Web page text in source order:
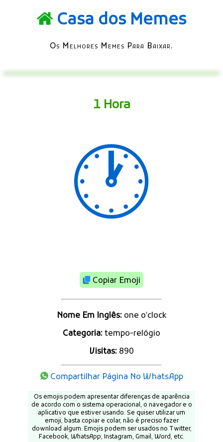
Casa dos Memes
Os Melhores Memes Para Baixar.
1 Hora
🕐
Copiar Emoji
Nome Em Inglês: one o’clock
Categoria: tempo-relógio
Visitas:890
Compartilhar Página No WhatsApp
Os emojis podem apresentar diferenças de aparência
de acordo com o sistema operacional, o navegador e o
aplicativo que estiver usando. Se quiser utilizar um
emoji, basta copiar e colar, não é preciso fazer
download algum. Emojis podem ser usados no Twitter,
Facebook, WhatsApp, Instagram, Gmail, Word, etc.